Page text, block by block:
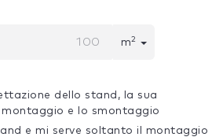
m2
dello stand, la sua
montaggio e lo smontaggio
e mi serve soltanto il montaggio